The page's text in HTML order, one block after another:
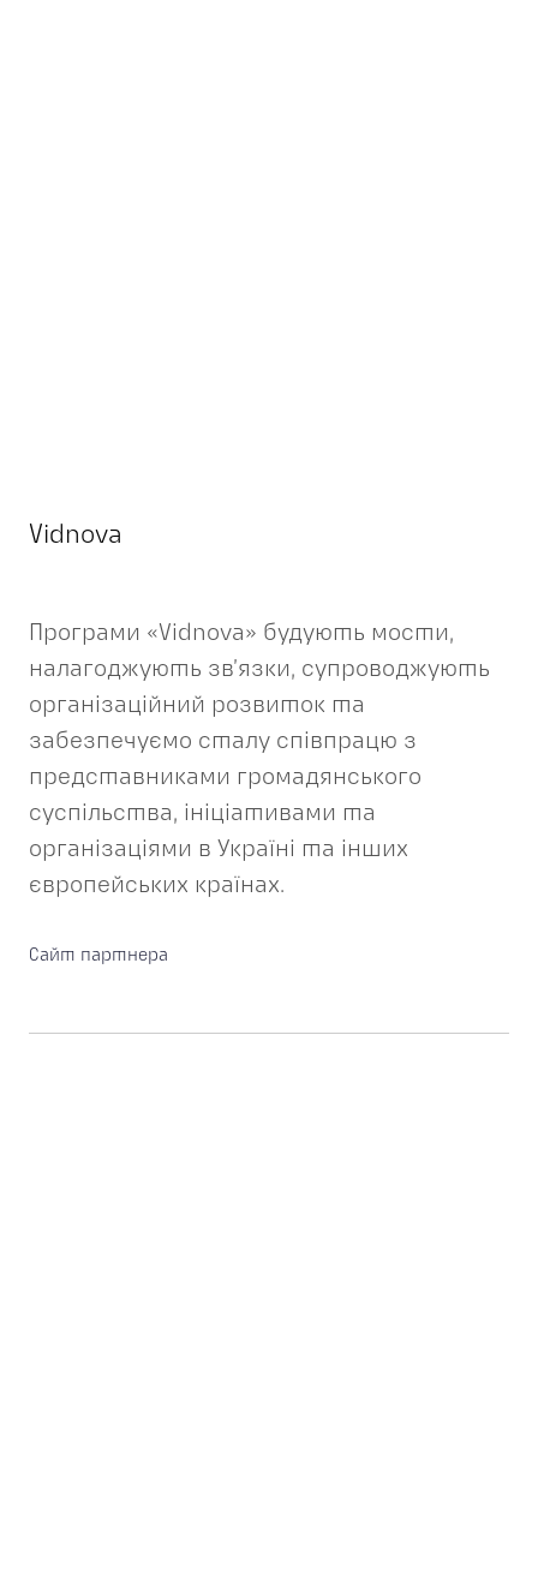
Vidnova
Програми «Vidnova» будують мости,
налагоджують зв’язки, супроводжують
організаційний розвиток та
забезпечуємо сталу співпрацю з
представниками громадянського
суспільства, ініціативами та
організаціями в Україні та інших
європейських країнах.
Сайт партнера